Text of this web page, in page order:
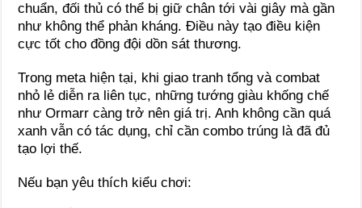
chuẩn, đối thủ có thể bị giữ chân tới vài giây mà gần
như không thể phản kháng. Điều này tạo điều kiện
cực tốt cho đồng đội dồn sát thương.
Trong meta hiện tại, khi giao tranh tổng và combat
nhỏ lẻ diễn ra liên tục, những tướng giàu khống chế
như Ormarr càng trở nên giá trị. Anh không cần quá
xanh vẫn có tác dụng, chỉ cần combo trúng là đã đủ
tạo lợi thế.
Nếu bạn yêu thích kiểu chơi: